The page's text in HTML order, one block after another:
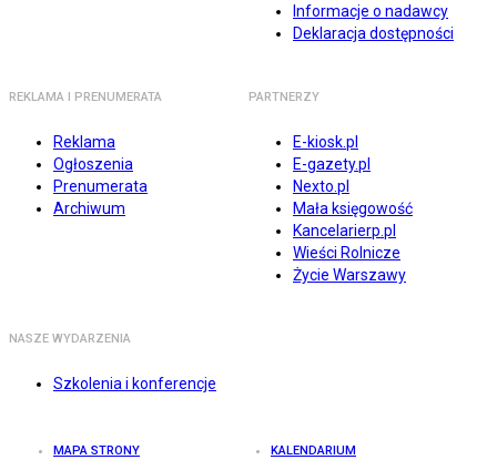
Informacje o nadawcy
Deklaracja dostępności
REKLAMA I PRENUMERATA
Reklama
Ogłoszenia
Prenumerata
Archiwum
PARTNERZY
E-kiosk.pl
E-gazety.pl
Nexto.pl
Mała księgowość
Kancelarierp.pl
Wieści Rolnicze
Życie Warszawy
NASZE WYDARZENIA
Szkolenia i konferencje
MAPA STRONY KALENDARIUM